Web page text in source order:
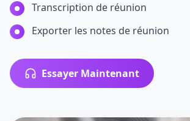
Transcription de réunion
Exporter les notes de réunion
Essayer Maintenant